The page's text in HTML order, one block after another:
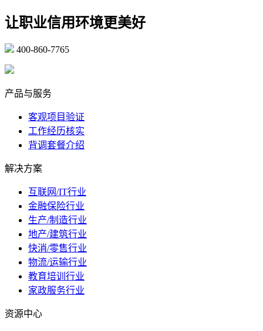
让职业信用环境更美好
400-860-7765
产品与服务
客观项目验证
工作经历核实
背调套餐介绍
解决方案
互联网/IT行业
金融保险行业
生产/制造行业
地产/建筑行业
快消/零售行业
物流/运输行业
教育培训行业
家政服务行业
资源中心